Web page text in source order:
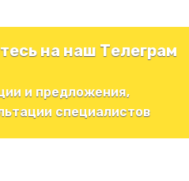
на наш Телеграм
и предложения,
специалистов